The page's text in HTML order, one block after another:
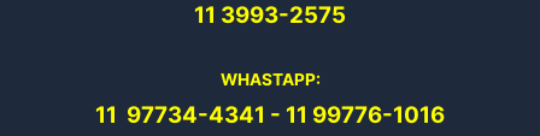
11 3993-2575
WHASTAPP:
11 97734-4341 - 11 99776-1016